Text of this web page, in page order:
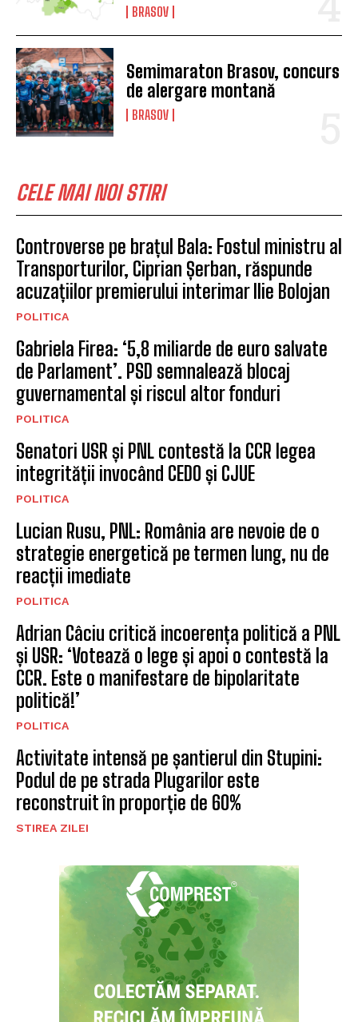
BRASOV
Semimaraton Brasov, concurs
de alergare montană
BRASOV
CELE MAI NOI STIRI
Controverse pe brațul Bala: Fostul ministru al
Transporturilor, Ciprian Șerban, răspunde
acuzațiilor premierului interimar Ilie Bolojan
POLITICA
Gabriela Firea: ‘5,8 miliarde de euro salvate
de Parlament’. PSD semnalează blocaj
guvernamental și riscul altor fonduri
POLITICA
Senatori USR și PNL contestă la CCR legea
integrității invocând CEDO și CJUE
POLITICA
Lucian Rusu, PNL: România are nevoie de o
strategie energetică pe termen lung, nu de
reacții imediate
POLITICA
Adrian Câciu critică incoerența politică a PNL
și USR: ‘Votează o lege și apoi o contestă la
CCR. Este o manifestare de bipolaritate
politică!’
POLITICA
Activitate intensă pe șantierul din Stupini:
Podul de pe strada Plugarilor este
reconstruit în proporție de 60%
STIREA ZILEI